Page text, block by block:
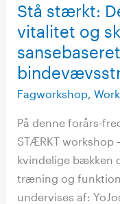
Stå stærkt:
vitalitet og
Fagworkshop,
På denne forårs-
STÆRKT workshop
kvindelige bækken
træning og
undervises af:
Det
kvindelige
bækken,
vitalitet
skaberkraft
–
sansebaseret
yoga
og